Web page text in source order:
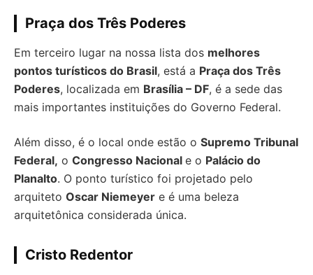
Praça dos Três Poderes
Em terceiro lugar na nossa lista dos melhores
pontos turísticos do Brasil, está a Praça dos Três
Poderes, localizada em Brasília – DF, é a sede das
mais importantes instituições do Governo Federal.
Além disso, é o local onde estão o Supremo Tribunal
Federal, o Congresso Nacional e o Palácio do
Planalto. O ponto turístico foi projetado pelo
arquiteto Oscar Niemeyer e é uma beleza
arquitetônica considerada única.
Cristo Redentor